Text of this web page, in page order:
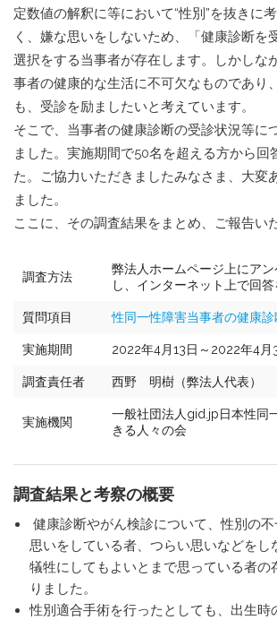
定数値の解釈に等において“性別”を抜きに
く、嫌な思いをしないため、「健康診断を
選択をする当事者が存在します。しかしな
事者の健康的な生活に不可欠なものであり
も、受診を励ましたいと考えています。
そこで、当事者の健康診断の受診状況等に
ました。実施期間で50名を超える方から回
た。ご協力いただきましたみなさま、大変
ました。
ここに、その調査結果をまとめ、ご報告い
調査方法
弊法人ホームページ上にア
し、インターネット上で回答
質問項目 性同一性障害当事者の健康
実施期間 2022年4月13日～2022年4月
調査責任者 西野 明樹（弊法人代表）
実施機関
一般社団法人gid.jp日本性同
きる人々の会
調査結果と考察の概要
健康診断やがん検診について、性別の
思いをしている者、つらい思いなどをし
犠牲にしてもよいとまで思っている者の
りました。
性別適合手術を行ったとしても、出生時